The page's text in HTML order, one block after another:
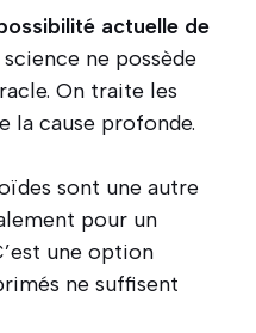
actuelle de
science ne possède
On traite les
la cause profonde.
sont une autre
pour un
une option
ne suffisent